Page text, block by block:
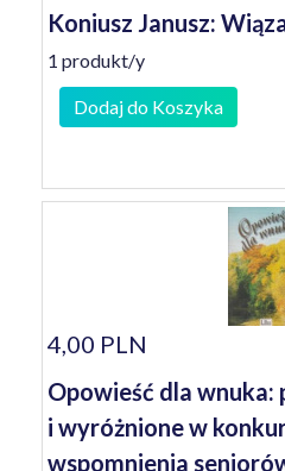
Koniusz Janusz:
1 produkt/y
Dodaj do Koszyka
4,00 PLN
Opowieść dla wnuka:
i wyróżnione w
wspomnienia